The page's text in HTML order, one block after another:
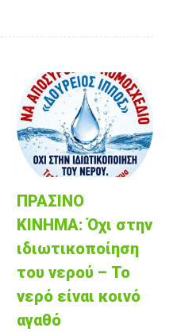
ΠΡΑΣΙΝΟ
ΚΙΝΗΜΑ: Όχι στην
ιδιωτικοποίηση
του νερού – Το
νερό είναι κοινό
αγαθό